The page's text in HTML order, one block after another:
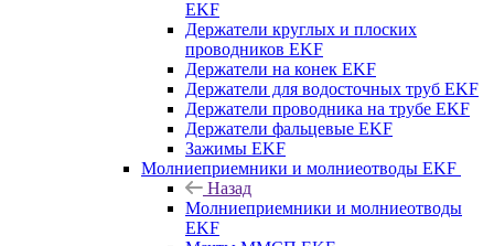
EKF
Держатели круглых и плоских
проводников EKF
Держатели на конек EKF
Держатели для водосточных труб EKF
Держатели проводника на трубе EKF
Держатели фальцевые EKF
Зажимы EKF
Молниеприемники и молниеотводы EKF
Назад
Молниеприемники и молниеотводы
EKF